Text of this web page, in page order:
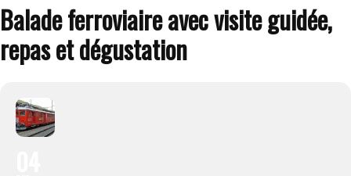
Balade ferroviaire avec visite guidée,
repas et dégustation